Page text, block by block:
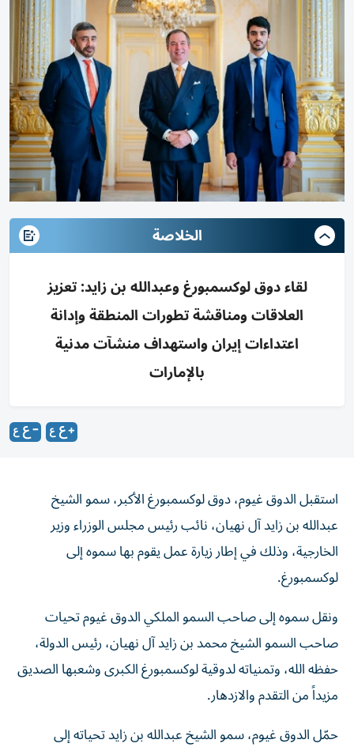
الخلاصة
لقاء دوق لوكسمبورغ وعبدالله بن زايد: تعزيز
العلاقات ومناقشة تطورات المنطقة وإدانة
اعتداءات إيران واستهداف منشآت مدنية
بالإمارات
استقبل الدوق غيوم، دوق لوكسمبورغ الأكبر، سمو الشيخ
عبدالله بن زايد آل نهيان، نائب رئيس مجلس الوزراء وزير
الخارجية، وذلك في إطار زيارة عمل يقوم بها سموه إلى
لوكسمبورغ.
ونقل سموه إلى صاحب السمو الملكي الدوق غيوم تحيات
صاحب السمو الشيخ محمد بن زايد آل نهيان، رئيس الدولة،
حفظه الله، وتمنياته لدوقية لوكسمبورغ الكبرى وشعبها الصديق
مزيداً من التقدم والازدهار.
حمّل الدوق غيوم، سمو الشيخ عبدالله بن زايد تحياته إلى